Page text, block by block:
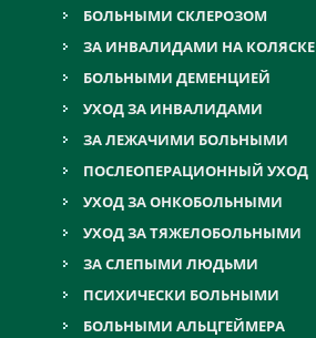
БОЛЬНЫМИ СКЛЕРОЗОМ
ЗА ИНВАЛИДАМИ НА КОЛЯСКЕ
БОЛЬНЫМИ ДЕМЕНЦИЕЙ
УХОД ЗА ИНВАЛИДАМИ
ЗА ЛЕЖАЧИМИ БОЛЬНЫМИ
ПОСЛЕОПЕРАЦИОННЫЙ УХОД
УХОД ЗА ОНКОБОЛЬНЫМИ
УХОД ЗА ТЯЖЕЛОБОЛЬНЫМИ
ЗА СЛЕПЫМИ ЛЮДЬМИ
ПСИХИЧЕСКИ БОЛЬНЫМИ
БОЛЬНЫМИ АЛЬЦГЕЙМЕРА